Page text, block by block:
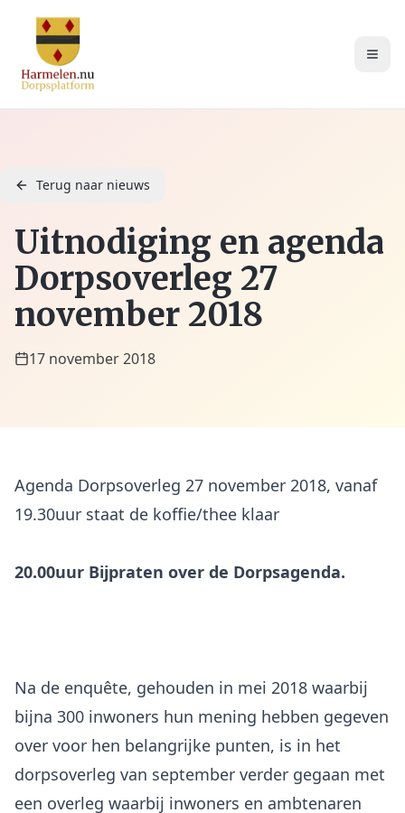
Terug naar nieuws
Uitnodiging en agenda
Dorpsoverleg 27
november 2018
17 november 2018
Agenda Dorpsoverleg 27 november 2018, vanaf
19.30uur staat de koffie/thee klaar
20.00uur Bijpraten over de Dorpsagenda.
Na de enquête, gehouden in mei 2018 waarbij
bijna 300 inwoners hun mening hebben gegeven
over voor hen belangrijke punten, is in het
dorpsoverleg van september verder gegaan met
een overleg waarbij inwoners en ambtenaren